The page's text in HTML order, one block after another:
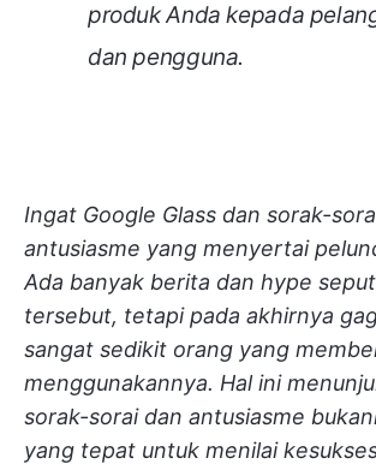
produk Anda kepada
dan pengguna.
Ingat Google Glass dan sorak-
antusiasme yang menyertai
Ada banyak berita dan hype
tersebut, tetapi pada akhirnya
sangat sedikit orang yang
menggunakannya. Hal ini
sorak-sorai dan antusiasme
yang tepat untuk menilai